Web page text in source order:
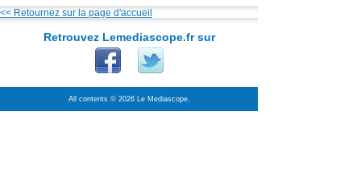
<< Retournez sur la page d'accueil
Retrouvez Lemediascope.fr sur
All contents © 2026 Le Mediascope.